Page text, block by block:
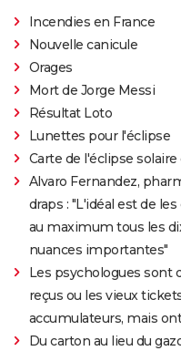
Incendies en France
Nouvelle canicule
Orages
Mort de Jorge Messi
Résultat Loto
Lunettes pour l'éclipse
Carte de l'éclipse solaire
Alvaro Fernandez,
draps : "L'idéal est de
au maximum tous les
nuances importantes"
Les psychologues sont
reçus ou les vieux
accumulateurs, mais
Du carton au lieu du